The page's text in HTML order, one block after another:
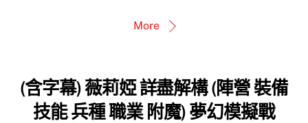
More
(含字幕) 薇莉婭 詳盡解構 (陣營 裝備
技能 兵種 職業 附魔) 夢幻模擬戰